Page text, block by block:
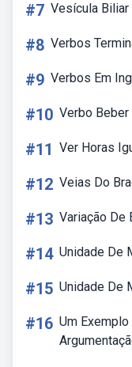
#7 Vesícula
#8 Verbos
#9 Verbos Em
#10 Verbo
#11 Ver Horas
#12 Veias Do
#13 Variação De
#14 Unidade De
#15 Unidade De
#16 Um